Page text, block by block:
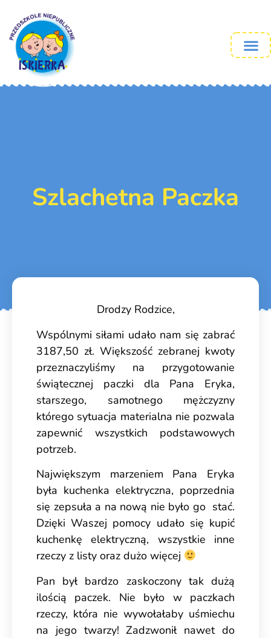
Szlachetna Paczka
Drodzy Rodzice,
Wspólnymi siłami udało nam się zabrać
3187,50 zł. Większość zebranej kwoty
przeznaczyliśmy na przygotowanie
świątecznej paczki dla Pana Eryka,
starszego, samotnego mężczyzny
którego sytuacja materialna nie pozwala
zapewnić wszystkich podstawowych
potrzeb.
Największym marzeniem Pana Eryka
była kuchenka elektryczna, poprzednia
się zepsuła a na nową nie było go stać.
Dzięki Waszej pomocy udało się kupić
kuchenkę elektryczną, wszystkie inne
rzeczy z listy oraz dużo więcej
Pan był bardzo zaskoczony tak dużą
ilością paczek. Nie było w paczkach
rzeczy, która nie wywołałaby uśmiechu
na jego twarzy! Zadzwonił nawet do